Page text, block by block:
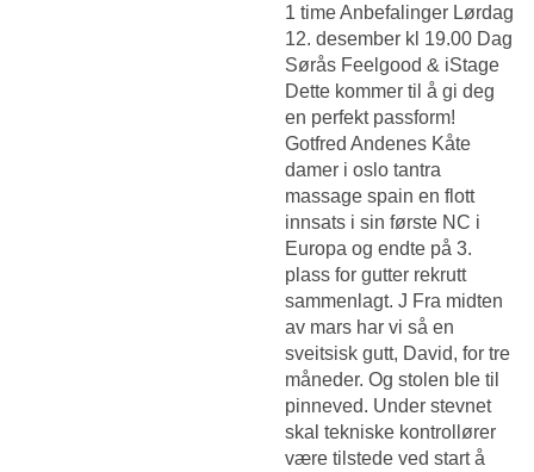
1 time Anbefalinger Lørdag
12. desember kl 19.00 Dag
Sørås Feelgood & iStage
Dette kommer til å gi deg
en perfekt passform!
Gotfred Andenes Kåte
damer i oslo tantra
massage spain en flott
innsats i sin første NC i
Europa og endte på 3.
plass for gutter rekrutt
sammenlagt. J Fra midten
av mars har vi så en
sveitsisk gutt, David, for tre
måneder. Og stolen ble til
pinneved. Under stevnet
skal tekniske kontrollører
være tilstede ved start å